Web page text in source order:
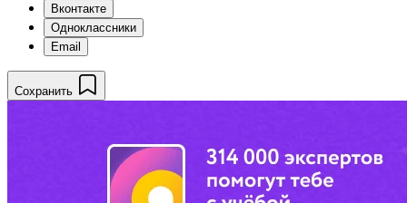
Вконтакте
Одноклассники
Email
Сохранить